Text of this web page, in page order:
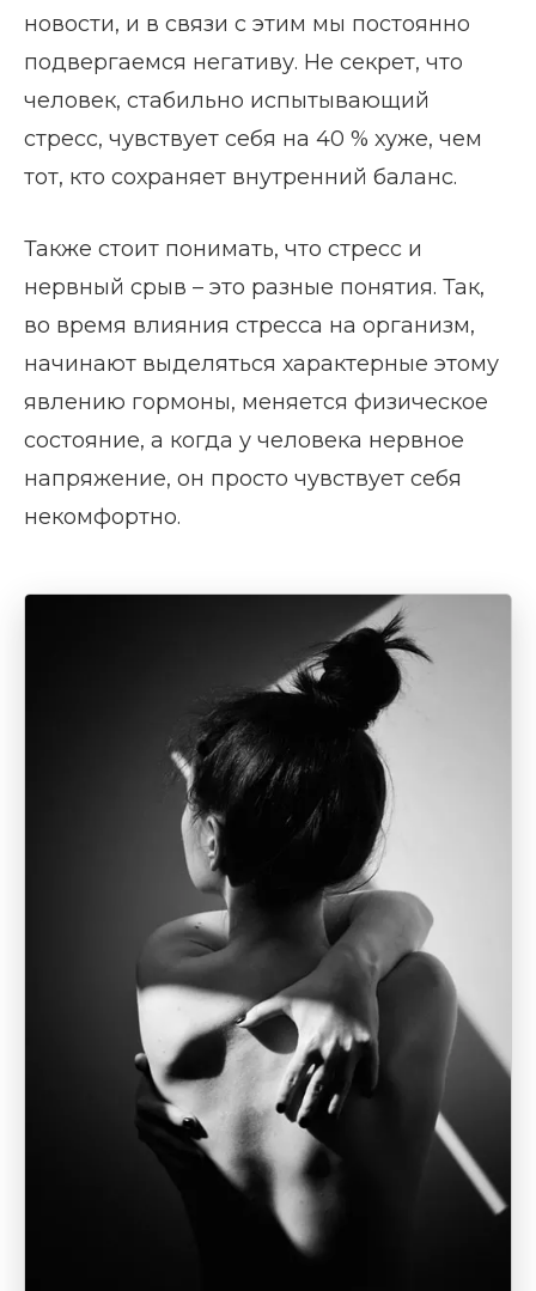
новости, и в связи с этим мы постоянно
подвергаемся негативу. Не секрет, что
человек, стабильно испытывающий
стресс, чувствует себя на 40 % хуже, чем
тот, кто сохраняет внутренний баланс.
Также стоит понимать, что стресс и
нервный срыв – это разные понятия. Так,
во время влияния стресса на организм,
начинают выделяться характерные этому
явлению гормоны, меняется физическое
состояние, а когда у человека нервное
напряжение, он просто чувствует себя
некомфортно.